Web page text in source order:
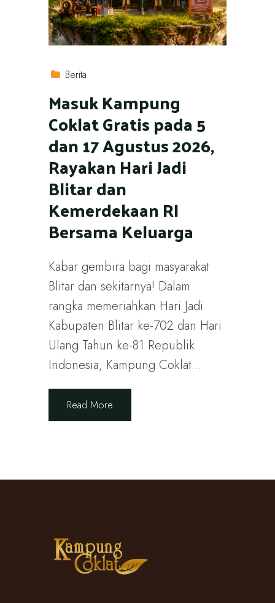
Berita
Masuk Kampung
Coklat Gratis pada 5
dan 17 Agustus 2026,
Rayakan Hari Jadi
Blitar dan
Kemerdekaan RI
Bersama Keluarga
Kabar gembira bagi masyarakat
Blitar dan sekitarnya! Dalam
rangka memeriahkan Hari Jadi
Kabupaten Blitar ke-702 dan Hari
Ulang Tahun ke-81 Republik
Indonesia, Kampung Coklat...
Read More